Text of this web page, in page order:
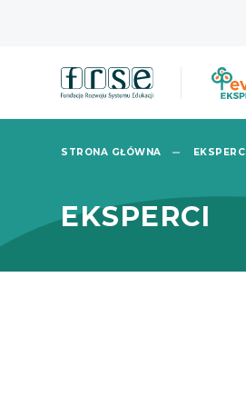
STRONA GŁÓWNA EKSPERCI
EKSPERCI